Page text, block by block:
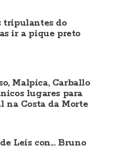
tripulantes do
ir a pique preto
Malpica, Carballo
lugares para
na Costa da Morte
Leis con... Bruno